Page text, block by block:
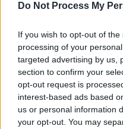
Do Not Process My
If you wish to opt-out of
processing of your
targeted advertising by us,
section to confirm your
opt-out request is
interest-based ads based
us or personal information
your opt-out. You may